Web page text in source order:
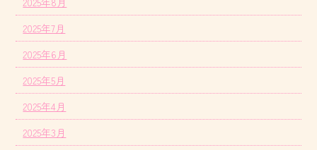
2025年7月
2025年6月
2025年5月
2025年4月
2025年3月